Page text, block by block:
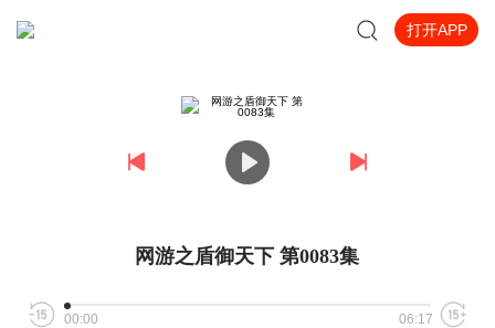
打开APP
网游之盾御天下 第0083集
00:00 06:17